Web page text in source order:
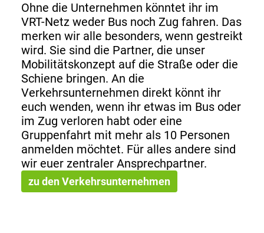
Ohne die Unternehmen könntet ihr im
VRT-Netz weder Bus noch Zug fahren. Das
merken wir alle besonders, wenn gestreikt
wird. Sie sind die Partner, die unser
Mobilitätskonzept auf die Straße oder die
Schiene bringen. An die
Verkehrsunternehmen direkt könnt ihr
euch wenden, wenn ihr etwas im Bus oder
im Zug verloren habt oder eine
Gruppenfahrt mit mehr als 10 Personen
anmelden möchtet. Für alles andere sind
wir euer zentraler Ansprechpartner.
zu den Verkehrsunternehmen